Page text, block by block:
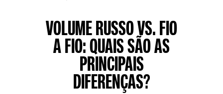
VOLUME RUSSO VS. FIO
A FIO: QUAIS SÃO AS
PRINCIPAIS
DIFERENÇAS?